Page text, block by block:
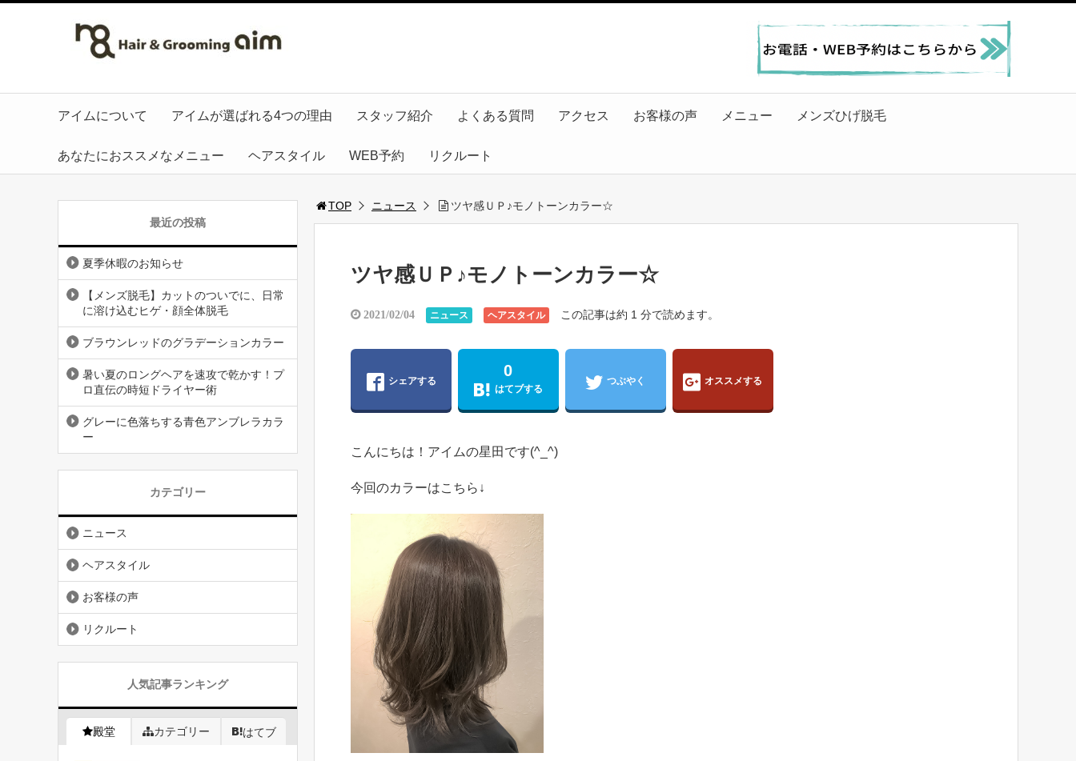
アイムについて アイムが選ばれる4つの理由 スタッフ紹介 よくある質問 アクセス お客様の声 メニュー メンズひげ脱毛
あなたにおススメなメニュー ヘアスタイル WEB予約 リクルート
TOP ニュース ツヤ感ＵＰ♪モノトーンカラー☆
ツヤ感ＵＰ♪モノトーンカラー☆
2021/02/04 ニュース ヘアスタイル この記事は約 1 分で読めます。
シェアする
0
はてブする
つぶやく オススメする
こんにちは！アイムの星田です(^_^)
今回のカラーはこちら↓
最近の投稿
夏季休暇のお知らせ
【メンズ脱毛】カットのついでに、日常
に溶け込むヒゲ・顔全体脱毛
ブラウンレッドのグラデーションカラー
暑い夏のロングヘアを速攻で乾かす！プ
ロ直伝の時短ドライヤー術
グレーに色落ちする青色アンブレラカラ
ー
カテゴリー
ニュース
ヘアスタイル
お客様の声
リクルート
人気記事ランキング
殿堂 カテゴリー はてブ